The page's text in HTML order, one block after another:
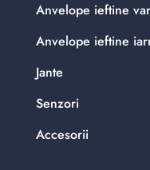
Anvelope ieftine
Anvelope ieftine
Jante
Senzori
Accesorii